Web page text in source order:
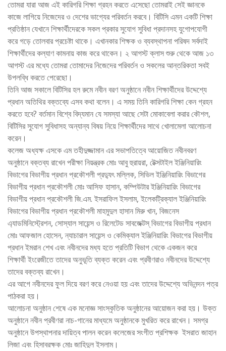
তোমরা যারা আজ এই কারিগরি শিক্ষা গ্রহন করতে এসেছো তোমরাই সেই জ্ঞানকে
কাজে লাগিয়ে নিজেদের ও দেশের ভাগ্যের পরিবর্তন করবে। বিটিসি এমন একটি শিক্ষা
প্রতিষ্ঠান যেখানে শিক্ষার্থীদেরকে সকল প্রকার সুযোগ সুবিধা প্রদানসহ যুগোপযোগী
করে গড়ে তোলবার প্রচেষ্টা থাকে। এখানকার শিক্ষক ও ব্যবস্থাপনা পরিষদ সর্বদাই
শিক্ষার্থীদের কল্যাণ কামনায় কাজ করে থাকেন। ২ আগস্ট ক্লাস শুরু থেকে আজ ১৩
আগস্ট এর মধ্যে তোমরা তোমাদের নিজেদের পরিবর্তন ও সকলের আন্তরিকতা সবই
উপলব্ধি করতে পেরেছো।
তিনি আজ সকালে বিটিসির হল রুমে নবীন বরণ অনুষ্ঠানে নবীন শিক্ষার্থীদের উদ্দেশ্যে
প্রধান অতিথির বক্তব্যে এসব কথা বলেন। এ সময় তিনি কারিগরি শিক্ষা কেন গ্রহন
করতে হবে? বর্তমান বিশ্বে বিদ্যমান যে সমস্যা আছে সেটা মোকাবেলা করার কৌশল,
বিটিসির সুযোগ সুবিধাসহ অন্যান্য বিষয় নিয়ে শিক্ষার্থীদের সাথে খোলামেলা আলোচনা
করেন।
কলেজ অধ্যক্ষ এসকে এম তহীদুজ্জামান এর সভাপতিত্বে আয়োজিত নবীনবরণ
অনুষ্ঠানে বক্তব্য রাখেন পরীক্ষা নিয়ন্ত্রক মোঃ আবু হুরায়রা, টেক্সটাইল ইঞ্জিনিয়ারিং
বিভাগের বিভাগীয় প্রধান প্রকৌশলী প্রদ্যুৎ মল্লিক, সিভিল ইঞ্জিনিয়ারিং বিভাগের
বিভাগীয় প্রধান প্রকৌশলী মোঃ আসিফ হাসান, কম্পিউটার ইঞ্জিনিয়ারিং বিভাগের
বিভাগীয় প্রধান প্রকৌশলী জি.এম. ইসরাফিল ইসলাম, ইলেকট্রিক্যাল ইঞ্জিনিয়ারিং
বিভাগের বিভাগীয় প্রধান প্রকৌশলী মাহমুদুল হাসান মিরু খান, বিজনেস
এ্যাডমিনিস্ট্রেশন, সোস্যাল সায়েন্স ও রিলেটেড সাবজেক্টস্ বিভাগের বিভাগীয় প্রধান
মোঃ আফজাল হোসেন, ন্যাচারাল সায়েন্স ও কেমিক্যাল ইঞ্জিনিয়ারিং বিভাগের বিভাগীয়
প্রধান ইমরান শেখ এবং নবীনদের মধ্য হতে প্রতিটি বিভাগ থেকে একজন করে
শিক্ষার্থী ইংরেজীতে তাদের অনুভূতি ব্যক্ত করেন এবং প্রবীণরাও নবীনদের উদ্দেশ্যে
তাদের বক্তব্য রাখেন।
এর আগে নবীনদের ফুল দিয়ে বরণ করে নেওয়া হয় এবং তাদের উদ্দেশ্যে অভিনন্দন পত্র
পাঠকরা হয়।
আলোচনা অনুষ্ঠান শেষে এক মনোজ্ঞ সাংস্কৃতিক অনুষ্ঠানের আয়োজন করা হয়। উক্ত
অনুষ্ঠানে নবীন প্রবীণরা নাচ-গানের মাধ্যমে অনুষ্ঠানকে মুখরিত করে রাখেন। সমগ্র
অনুষ্ঠানে উপস্থাপনার দায়িত্ব পালন করেন কলেজের সংগীত প্রশিক্ষক ইসরাত জাহান
লিজা এবং হিসাবরক্ষক মোঃ জাহিদুল ইসলাম।